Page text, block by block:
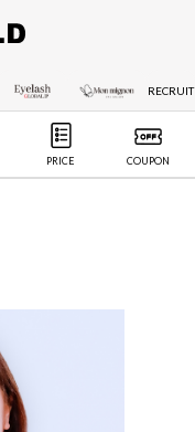
RECRUIT
PRICE COUPON